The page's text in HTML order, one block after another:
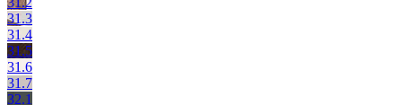
31.3
31.4
31.5
31.6
31.7
32.1